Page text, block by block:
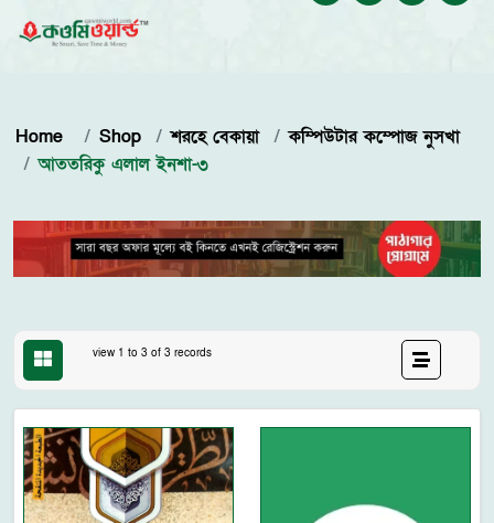
Home Shop শরহে বেকায়া
কম্পিউটার কম্পোজ নুসখা
আততরিকু এলাল ইনশা-৩
view 1 to 3 of 3 records